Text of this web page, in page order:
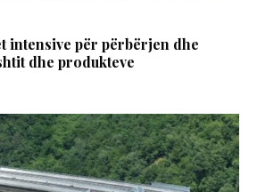
intensive për përbërjen dhe
dhe produkteve